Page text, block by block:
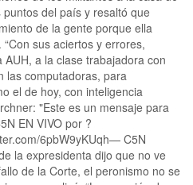
del país y resaltó que
de la gente porque ella
sus aciertos y errores,
a la clase trabajadora con
las computadoras, para
el de hoy, con inteligencia
"Este es un mensaje para
EN VIVO por ?
6pbW9yKUqh— C5N
la expresidenta dijo que no ve
de la Corte, el peronismo no se